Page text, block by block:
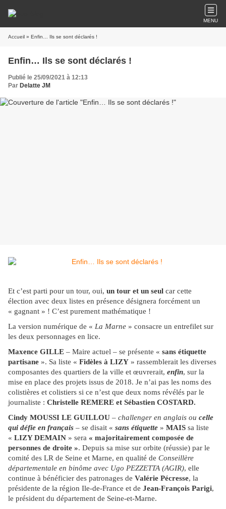
MENU
Accueil » Enfin… Ils se sont déclarés !
Enfin… Ils se sont déclarés !
Publié le 25/09/2021 à 12:13
Par Delatte JM
Et c’est parti pour un tour, oui, un tour et un seul car cette
élection avec deux listes en présence désignera forcément un
« gagnant » ! C’est purement mathématique !
La version numérique de « La Marne » consacre un entrefilet sur
les deux personnages en lice.
Maxence GILLE – Maire actuel – se présente « sans étiquette
partisane ». Sa liste « Fidèles à LIZY » rassemblerait les diverses
composantes des quartiers de la ville et œuvrerait, enfin, sur la
mise en place des projets issus de 2018. Je n’ai pas les noms des
colistières et colistiers si ce n’est que deux noms révélés par le
journaliste : Christelle REMERE et Sébastien COSTARD.
Cindy MOUSSI LE GUILLOU – challenger en anglais ou celle
qui défie en français – se disait « sans étiquette » MAIS sa liste
« LIZY DEMAIN » sera « majoritairement composée de
personnes de droite ». Depuis sa mise sur orbite (réussie) par le
comité des LR de Seine et Marne, en qualité de Conseillère
départementale en binôme avec Ugo PEZZETTA (AGIR), elle
continue à bénéficier des patronages de Valérie Pécresse, la
présidente de la région Ile-de-France et de Jean-François Parigi,
le président du département de Seine-et-Marne.